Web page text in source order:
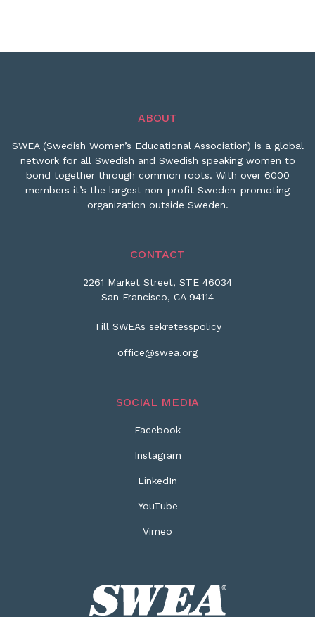
ABOUT
SWEA (Swedish Women’s Educational Association) is a global
network for all Swedish and Swedish speaking women to
bond together through common roots. With over 6000
members it’s the largest non-profit Sweden-promoting
organization outside Sweden.
CONTACT
2261 Market Street, STE 46034
San Francisco, CA 94114
Till SWEAs sekretesspolicy
office@swea.org
SOCIAL MEDIA
Facebook
Instagram
LinkedIn
YouTube
Vimeo